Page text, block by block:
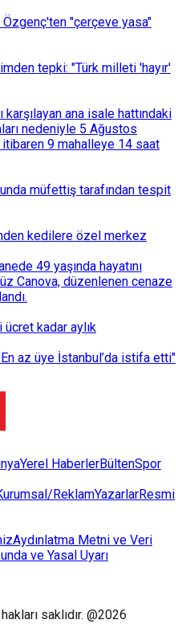
"çerçeve yasa"
tepki: "Türk milleti 'hayır'
karşılayan ana isale hattındaki
nedeniyle 5 Ağustos
itibaren 9 mahalleye 14 saat
müfettiş tarafından tespit
kedilere özel merkez
49 yaşında hayatını
Canova, düzenlenen cenaze
ücret kadar aylık
az üye İstanbul’da istifa etti"
Yerel HaberlerBültenSpor
ReklamYazarlarResmi
Aydınlatma Metni ve Veri
ve Yasal Uyarı
saklıdır. @2026